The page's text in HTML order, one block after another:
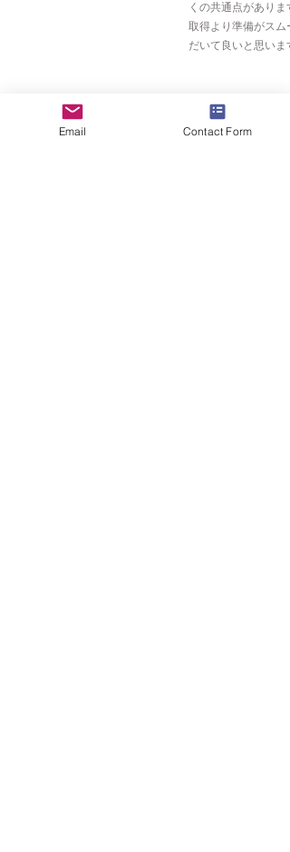
くの共通点がありま
取得より準備がスム
だいて良いと思いま
Email Contact Form